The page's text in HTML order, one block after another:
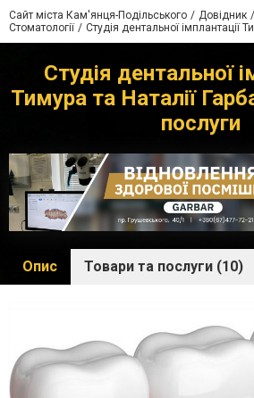
Сайт міста Кам'янця-Подільського Довідник
Стоматології
Студія дентальної імплантації
Студія дентальної
Тимура та Наталії
послуги
Опис Товари та послуги (10)